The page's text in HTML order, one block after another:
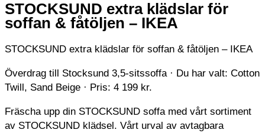
STOCKSUND extra klädslar för
soffan & fåtöljen – IKEA
STOCKSUND extra klädslar för soffan & fåtöljen – IKEA
Överdrag till Stocksund 3,5-sitssoffa · Du har valt: Cotton
Twill, Sand Beige · Pris: 4 199 kr.
Fräscha upp din STOCKSUND soffa med vårt sortiment
av STOCKSUND klädsel. Vårt urval av avtagbara